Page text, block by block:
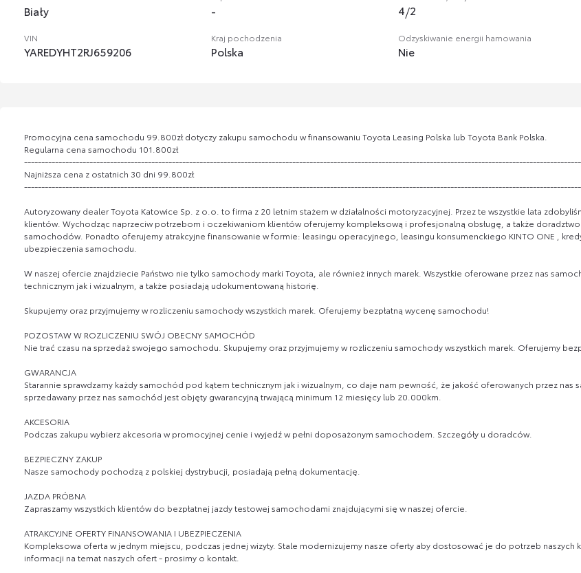
Biały - 4/2
VIN
YAREDYHT2RJ659206
Kraj pochodzenia
Polska
Odzyskiwanie energii hamowania
Nie
Promocyjna cena samochodu 99.800zł dotyczy zakupu samochodu w finansowaniu Toyota Leasing Polska lub Toyota Bank Polska.
Regularna cena samochodu 101.800zł
Najniższa cena z ostatnich 30 dni 99.800zł
Autoryzowany dealer Toyota Katowice Sp. z o.o. to firma z 20 letnim stażem w działalności motoryzacyjnej. Przez te wszystkie lata
klientów. Wychodząc naprzeciw potrzebom i oczekiwaniom klientów oferujemy kompleksową i profesjonalną obsługę, a także doradztwo
samochodów. Ponadto oferujemy atrakcyjne finansowanie w formie: leasingu operacyjnego, leasingu konsumenckiego KINTO ONE ,
ubezpieczenia samochodu.
W naszej ofercie znajdziecie Państwo nie tylko samochody marki Toyota, ale również innych marek. Wszystkie oferowane przez nas
technicznym jak i wizualnym, a także posiadają udokumentowaną historię.
Skupujemy oraz przyjmujemy w rozliczeniu samochody wszystkich marek. Oferujemy bezpłatną wycenę samochodu!
POZOSTAW W ROZLICZENIU SWÓJ OBECNY SAMOCHÓD
Nie trać czasu na sprzedaż swojego samochodu. Skupujemy oraz przyjmujemy w rozliczeniu samochody wszystkich marek. Oferujemy
GWARANCJA
Starannie sprawdzamy każdy samochód pod kątem technicznym jak i wizualnym, co daje nam pewność, że jakość oferowanych przez nas
sprzedawany przez nas samochód jest objęty gwarancyjną trwającą minimum 12 miesięcy lub 20.000km.
AKCESORIA
Podczas zakupu wybierz akcesoria w promocyjnej cenie i wyjedź w pełni doposażonym samochodem. Szczegóły u doradców.
BEZPIECZNY ZAKUP
Nasze samochody pochodzą z polskiej dystrybucji, posiadają pełną dokumentację.
JAZDA PRÓBNA
Zapraszamy wszystkich klientów do bezpłatnej jazdy testowej samochodami znajdującymi się w naszej ofercie.
ATRAKCYJNE OFERTY FINANSOWANIA I UBEZPIECZENIA
Kompleksowa oferta w jednym miejscu, podczas jednej wizyty. Stale modernizujemy nasze oferty aby dostosować je do potrzeb naszych
informacji na temat naszych ofert - prosimy o kontakt.